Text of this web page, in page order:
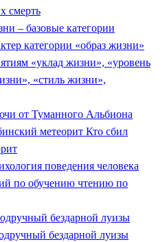
смерть
– базовые категории
категории «образ жизни»
«уклад жизни», «уровень
«стиль жизни»,
от Туманного Альбиона
метеорит Кто сбил
поведения человека
по обучению чтению по
бездарной луизы
бездарной луизы